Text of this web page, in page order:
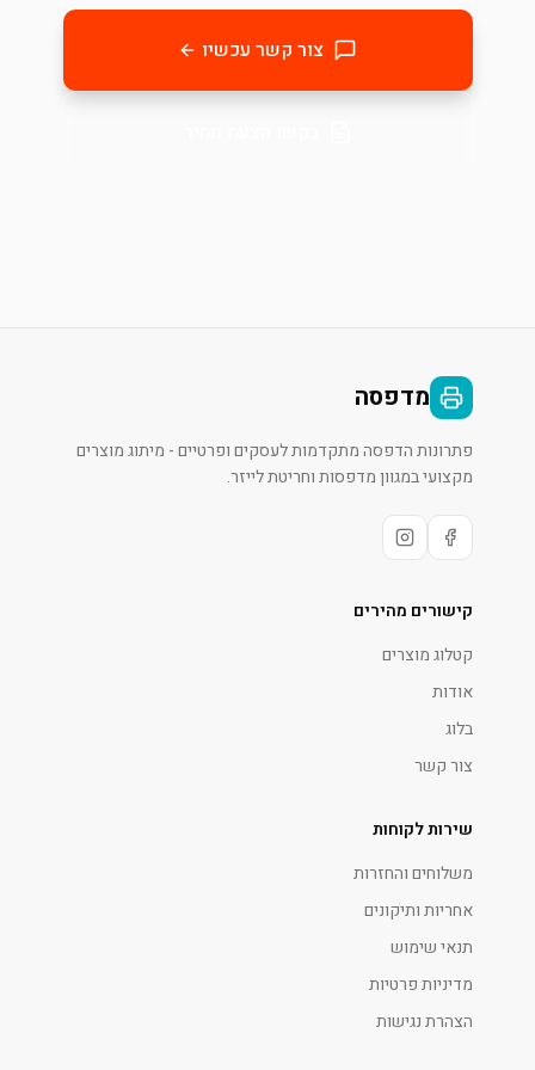
צור קשר עכשיו
מדפסה
פתרונות הדפסה מתקדמות לעסקים ופרטיים - מיתוג מוצרים
מקצועי במגוון מדפסות וחריטת לייזר.
קישורים מהירים
קטלוג מוצרים
אודות
בלוג
צור קשר
שירות לקוחות
משלוחים והחזרות
אחריות ותיקונים
תנאי שימוש
מדיניות פרטיות
הצהרת נגישות